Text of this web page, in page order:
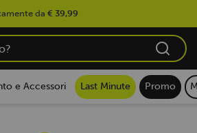
da € 39,99
e Accessori Last Minute Promo